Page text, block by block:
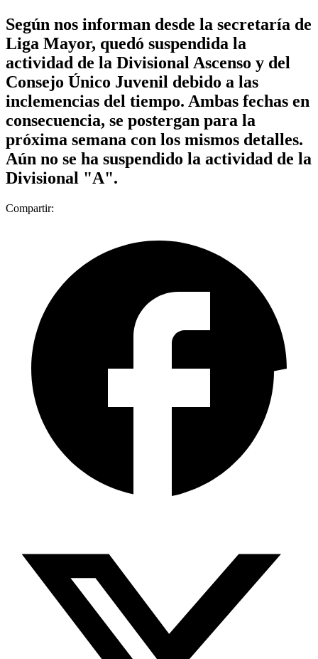
Según nos informan desde la secretaría de
Liga Mayor, quedó suspendida la
actividad de la Divisional Ascenso y del
Consejo Único Juvenil debido a las
inclemencias del tiempo. Ambas fechas en
consecuencia, se postergan para la
próxima semana con los mismos detalles.
Aún no se ha suspendido la actividad de la
Divisional "A".
Compartir: